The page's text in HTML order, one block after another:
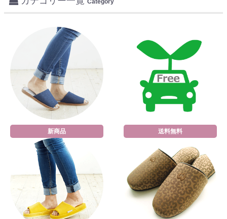
新商品 送料無料